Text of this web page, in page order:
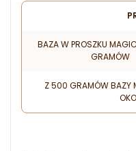
BAZA W PROSZKU
GRAMÓW
Z 500 GRAMÓW BAZY